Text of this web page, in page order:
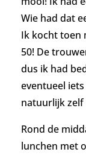
Wie had dat
Ik kocht toen
50! De
dus ik had
eventueel iets
natuurlijk zelf
Rond de
lunchen met